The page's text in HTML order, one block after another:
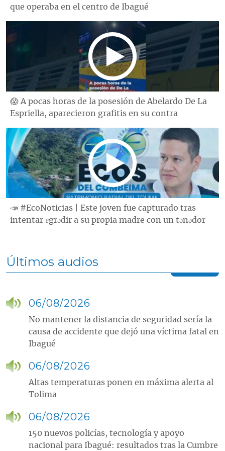
que operaba en el centro de Ibagué
😱 A pocas horas de la posesión de Abelardo De La
Espriella, aparecieron grafitis en su contra
📣 #EcoNoticias | Este joven fue capturado tras
intentar ɐgrǝdir a su propia madre con un tǝnǝdor
Últimos audios
06/08/2026
No mantener la distancia de seguridad sería la
causa de accidente que dejó una víctima fatal en
Ibagué
06/08/2026
Altas temperaturas ponen en máxima alerta al
Tolima
06/08/2026
150 nuevos policías, tecnología y apoyo
nacional para Ibagué: resultados tras la Cumbre